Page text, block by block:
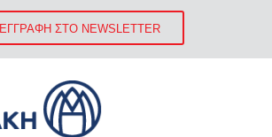
ΕΓΓΡΑΦΗ ΣΤΟ NEWSLETTER